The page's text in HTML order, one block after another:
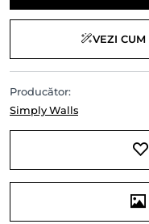
VEZI CUM
Producător:
Simply Walls